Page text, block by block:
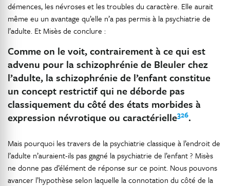
démences, les névroses et les troubles du caractère. Elle aurait
même eu un avantage qu’elle n’a pas permis à la psychiatrie de
l’adulte. Et Misès de conclure :
Comme on le voit, contrairement à ce qui est
advenu pour la schizophrénie de Bleuler chez
l’adulte, la schizophrénie de l’enfant constitue
un concept restrictif qui ne déborde pas
classiquement du côté des états morbides à
expression névrotique ou caractérielle326.
Mais pourquoi les travers de la psychiatrie classique à l’endroit de
l’adulte n’auraient-ils pas gagné la psychiatrie de l’enfant ? Misès
ne donne pas d’élément de réponse sur ce point. Nous pouvons
avancer l’hypothèse selon laquelle la connotation du côté de la